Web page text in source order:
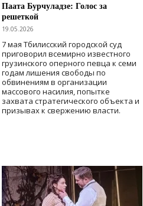
Паата Бурчуладзе: Голос за
решеткой
19.05.2026
7 мая Тбилисский городской суд
приговорил всемирно известного
грузинского оперного певца к семи
годам лишения свободы по
обвинениям в организации
массового насилия, попытке
захвата стратегического объекта и
призывах к свержению власти.